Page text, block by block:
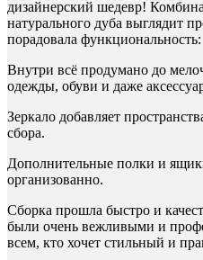
дизайнерский шедевр!
натурального дуба выглядит
порадовала функциональность:
Внутри всё продумано до
одежды, обуви и даже
Зеркало добавляет
сбора.
Дополнительные полки и
организованно.
Сборка прошла быстро и
были очень вежливыми и
всем, кто хочет стильный и